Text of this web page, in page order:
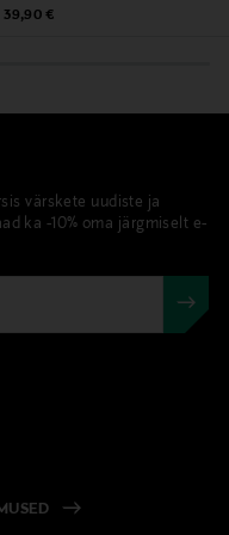
Original Price
39,90 €
värskete uudiste ja
ka -10% oma järgmiselt e-